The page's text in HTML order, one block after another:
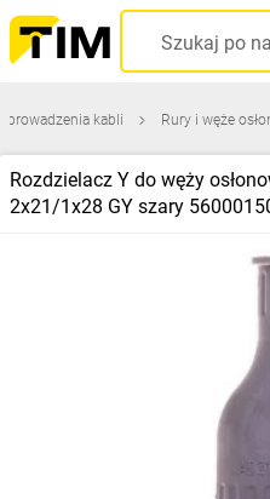
prowadzenia kabli Rury i węże
Rozdzielacz Y do węży
2x21/1x28 GY szary